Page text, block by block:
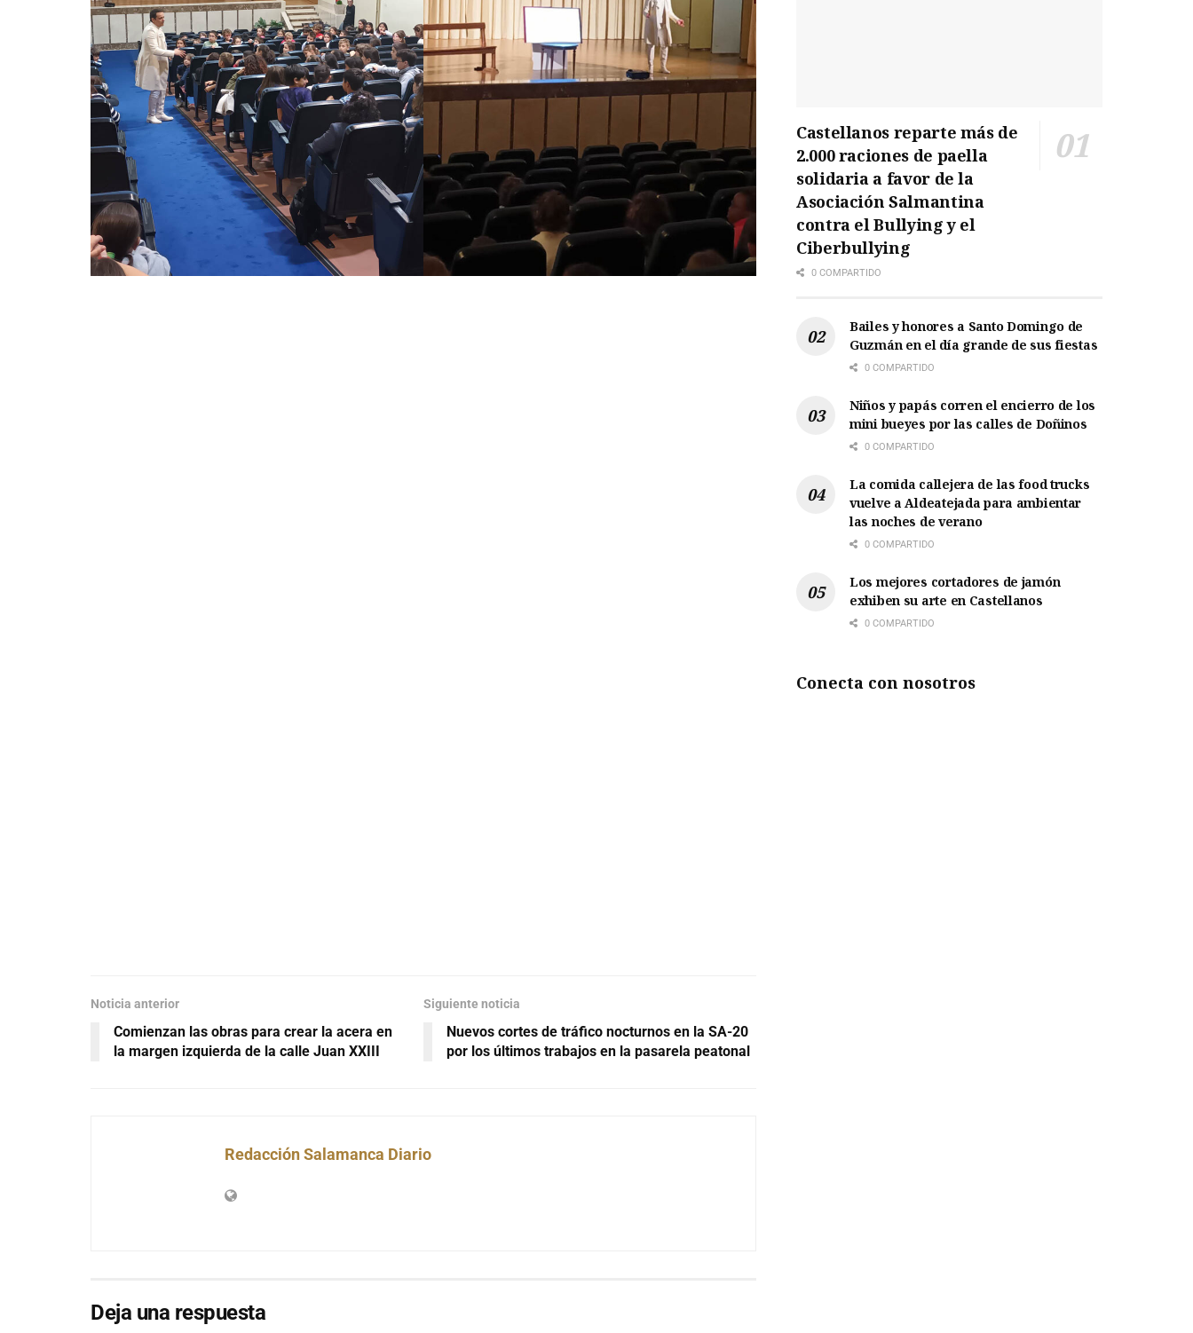
Noticia anterior
Comienzan las obras para crear la acera en
la margen izquierda de la calle Juan XXIII
Siguiente noticia
Nuevos cortes de tráfico nocturnos en la SA-20
por los últimos trabajos en la pasarela peatonal
Redacción Salamanca Diario
Deja una respuesta
Castellanos reparte más de
2.000 raciones de paella
solidaria a favor de la
Asociación Salmantina
contra el Bullying y el
Ciberbullying
0 COMPARTIDO
Bailes y honores a Santo Domingo de
Guzmán en el día grande de sus fiestas
0 COMPARTIDO
Niños y papás corren el encierro de los
mini bueyes por las calles de Doñinos
0 COMPARTIDO
La comida callejera de las food trucks
vuelve a Aldeatejada para ambientar
las noches de verano
0 COMPARTIDO
Los mejores cortadores de jamón
exhiben su arte en Castellanos
0 COMPARTIDO
Conecta con nosotros